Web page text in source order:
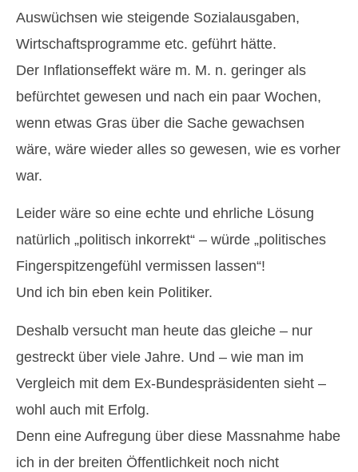
Auswüchsen wie steigende Sozialausgaben,
Wirtschaftsprogramme etc. geführt hätte.
Der Inflationseffekt wäre m. M. n. geringer als
befürchtet gewesen und nach ein paar Wochen,
wenn etwas Gras über die Sache gewachsen
wäre, wäre wieder alles so gewesen, wie es vorher
war.
Leider wäre so eine echte und ehrliche Lösung
natürlich „politisch inkorrekt“ – würde „politisches
Fingerspitzengefühl vermissen lassen“!
Und ich bin eben kein Politiker.
Deshalb versucht man heute das gleiche – nur
gestreckt über viele Jahre. Und – wie man im
Vergleich mit dem Ex-Bundespräsidenten sieht –
wohl auch mit Erfolg.
Denn eine Aufregung über diese Massnahme habe
ich in der breiten Öffentlichkeit noch nicht